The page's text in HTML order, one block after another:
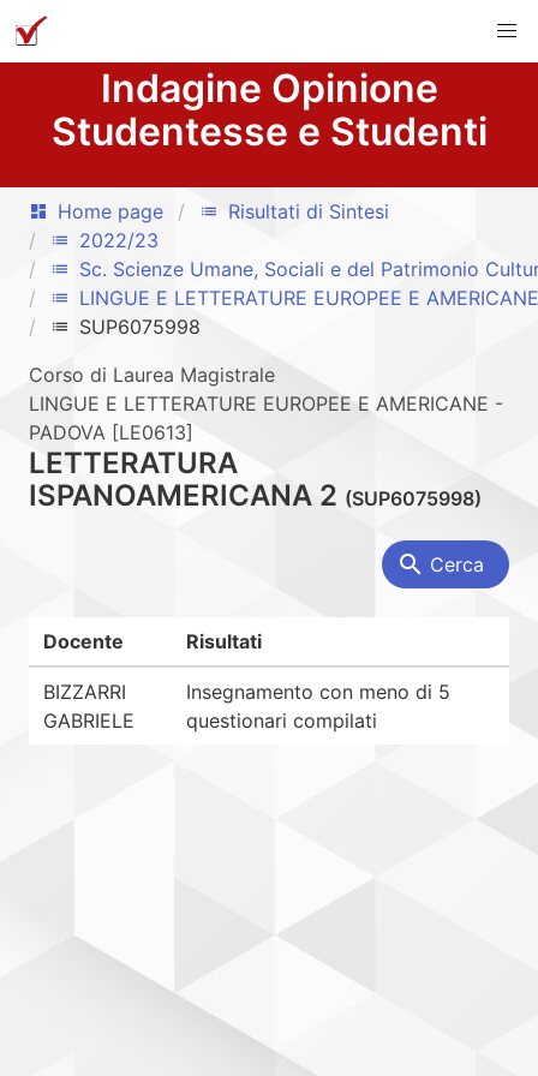
Indagine Opinione
Studentesse e Studenti
dashboard Home page list Risultati di Sintesi
list 2022/23
list Sc. Scienze Umane, Sociali e del Patrimonio
list LINGUE E LETTERATURE EUROPEE E
list
SUP6075998
Corso di Laurea Magistrale
LINGUE E LETTERATURE EUROPEE E AMERICANE -
PADOVA [LE0613]
LETTERATURA
ISPANOAMERICANA 2 (SUP6075998)
search Cerca
Docente Risultati
BIZZARRI
GABRIELE
Insegnamento con meno di 5
questionari compilati